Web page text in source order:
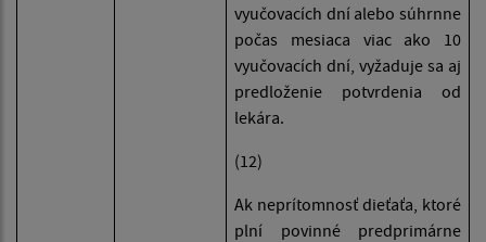
vyučovacích dní alebo súhrnne
počas mesiaca viac ako 10
vyučovacích dní, vyžaduje sa aj
predloženie potvrdenia od
lekára.
(12)
Ak neprítomnosť dieťaťa, ktoré
plní povinné predprimárne